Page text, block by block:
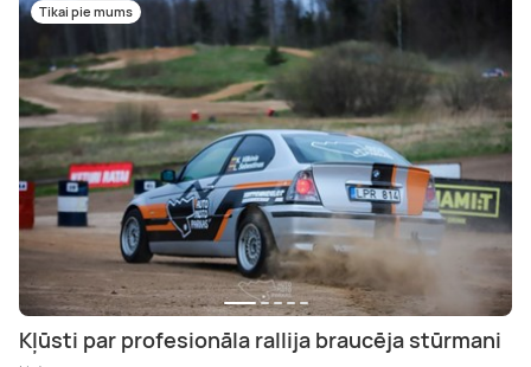
Tikai pie mums
Kļūsti par profesionāla rallija braucēja stūrmani